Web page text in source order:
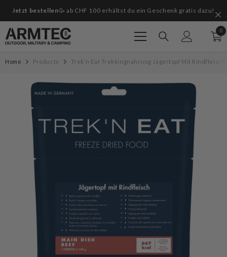
Jetzt bestellen🥳 ab CHF 100 erhältst du ein Geschenk gratis dazu!
00
Home Products Trek'n Eat Trekkingnahrung Jägertopf Mit Rindfleisch